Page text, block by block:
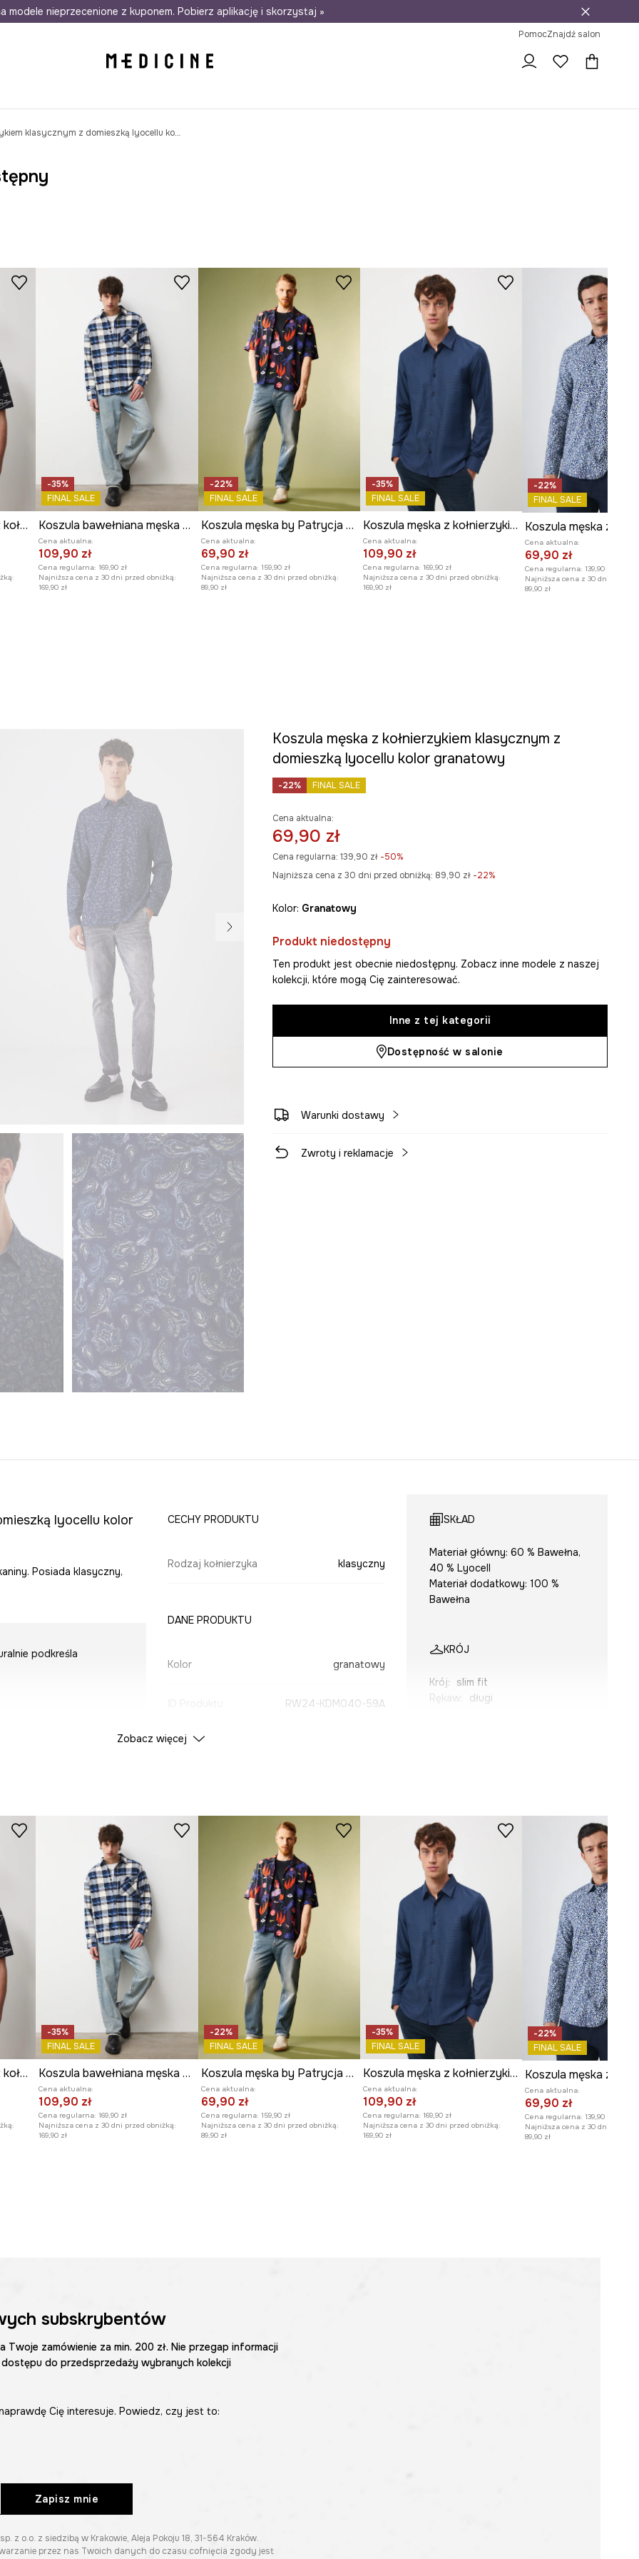
w 24h Darmowa dostawa do salonów 30 dni na zwrot
modele nieprzecenione z kuponem. Pobierz aplikację i skorzystaj »
PomocZnajdź salon
Koszula męska z kołnierzykiem klasycznym z domieszką lyocellu kolor granatowy
Koszula z lnem męska z kołnierzykiem typu resort wzorzysta
-35%
FINAL SALE
Koszula bawełniana męska z kołnierzykiem klasycznym w kratę
Cena aktualna:
109,90 zł
Cena regularna: 169,90 zł
Najniższa cena z 30 dni przed obniżką:
169,90 zł
-22%
FINAL SALE
Koszula męska by Patrycja Niewiadomska, Sense of Values kolor granatowy
Cena aktualna:
69,90 zł
Cena regularna: 159,90 zł
Najniższa cena z 30 dni przed obniżką:
89,90 zł
-35%
FINAL SALE
Koszula męska z kołnierzykiem klasycznym z drobnym wzorem
Cena aktualna:
109,90 zł
Cena regularna: 169,90 zł
Najniższa cena z 30 dni przed obniżką:
169,90 zł
-22%
FINAL SALE
Cena aktualna:
69,90 zł
Cena regularna: 139,90 zł
Najniższa cena z 30 dni przed
89,90 zł
Koszula męska z kołnierzykiem klasycznym z
domieszką lyocellu kolor granatowy
-22% FINAL SALE
Cena aktualna:
69,90 zł
Cena regularna: 139,90 zł-50%
Najniższa cena z 30 dni przed obniżką: 89,90 zł -22%
Kolor: granatowy
Produkt niedostępny
Ten produkt jest obecnie niedostępny. Zobacz inne modele z naszej
kolekcji, które mogą Cię zainteresować.
Inne z tej kategorii
Dostępność w salonie
Warunki dostawy
Zwroty i reklamacje
lyocellu kolor
Posiada klasyczny,
podkreśla
CECHY PRODUKTU
Rodzaj kołnierzyka klasyczny
DANE PRODUKTU
Kolor granatowy
RW24-KDM040-59A
SKŁAD
Materiał główny: 60 % Bawełna,
40 % Lyocell
Materiał dodatkowy: 100 %
Bawełna
KRÓJ
Krój:
slim fit
Rękaw
długi
Zobacz więcej
Koszula z lnem męska z kołnierzykiem typu resort wzorzysta
-35%
FINAL SALE
Koszula bawełniana męska z kołnierzykiem klasycznym w kratę
Cena aktualna:
109,90 zł
Cena regularna: 169,90 zł
Najniższa cena z 30 dni przed obniżką:
169,90 zł
-22%
FINAL SALE
Koszula męska by Patrycja Niewiadomska, Sense of Values kolor granatowy
Cena aktualna:
69,90 zł
Cena regularna: 159,90 zł
Najniższa cena z 30 dni przed obniżką:
89,90 zł
-35%
FINAL SALE
Koszula męska z kołnierzykiem klasycznym z drobnym wzorem
Cena aktualna:
109,90 zł
Cena regularna: 169,90 zł
Najniższa cena z 30 dni przed obniżką:
169,90 zł
-22%
FINAL SALE
Cena aktualna:
69,90 zł
Cena regularna: 139,90 zł
Najniższa cena z 30 dni przed
89,90 zł
subskrybentów
zamówienie za min. 200 zł. Nie przegap informacji
do przedsprzedaży wybranych kolekcji
Cię interesuje. Powiedz, czy jest to:
Zapisz mnie
o.o. z siedzibą w Krakowie, Aleja Pokoju 18, 31-564 Kraków.
przez nas Twoich danych do czasu cofnięcia zgody jest